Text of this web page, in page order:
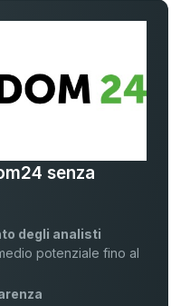
senza
degli analisti
potenziale fino al